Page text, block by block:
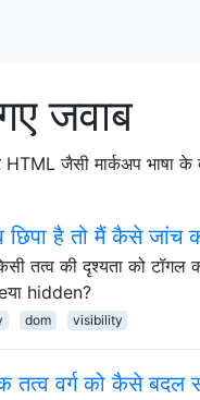
जवाब
जैसी मार्कअप भाषा के
छिपा है तो मैं कैसे जांच
तत्व की दृश्यता को
hidden?
dom visibility
तत्व वर्ग को कैसे बदल